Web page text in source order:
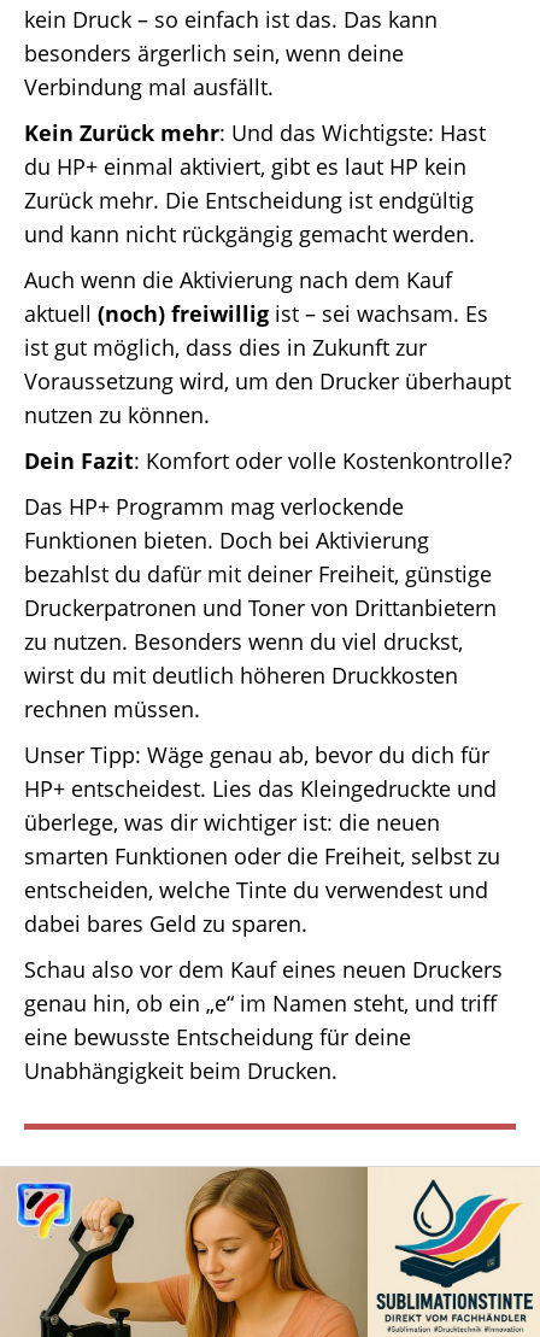
kein Druck – so einfach ist das. Das kann
besonders ärgerlich sein, wenn deine
Verbindung mal ausfällt.
Kein Zurück mehr: Und das Wichtigste: Hast
du HP+ einmal aktiviert, gibt es laut HP kein
Zurück mehr. Die Entscheidung ist endgültig
und kann nicht rückgängig gemacht werden.
Auch wenn die Aktivierung nach dem Kauf
aktuell (noch) freiwillig ist – sei wachsam. Es
ist gut möglich, dass dies in Zukunft zur
Voraussetzung wird, um den Drucker überhaupt
nutzen zu können.
Dein Fazit: Komfort oder volle Kostenkontrolle?
Das HP+ Programm mag verlockende
Funktionen bieten. Doch bei Aktivierung
bezahlst du dafür mit deiner Freiheit, günstige
Druckerpatronen und Toner von Drittanbietern
zu nutzen. Besonders wenn du viel druckst,
wirst du mit deutlich höheren Druckkosten
rechnen müssen.
Unser Tipp: Wäge genau ab, bevor du dich für
HP+ entscheidest. Lies das Kleingedruckte und
überlege, was dir wichtiger ist: die neuen
smarten Funktionen oder die Freiheit, selbst zu
entscheiden, welche Tinte du verwendest und
dabei bares Geld zu sparen.
Schau also vor dem Kauf eines neuen Druckers
genau hin, ob ein „e“ im Namen steht, und triff
eine bewusste Entscheidung für deine
Unabhängigkeit beim Drucken.